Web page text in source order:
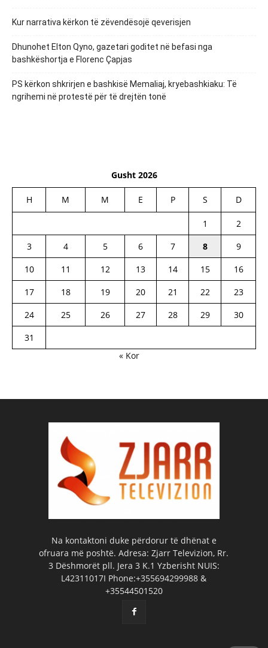
Kur narrativa kërkon të zëvendësojë qeverisjen
Dhunohet Elton Qyno, gazetari goditet në befasi nga
bashkëshortja e Florenc Çapjas
PS kërkon shkrirjen e bashkisë Memaliaj, kryebashkiaku: Të
ngrihemi në protestë për të drejtën tonë
Gusht 2026
H M M E P S D
1
2
3
4 5 6 7 8
9
10
11 12 13 14 15
16
17
18 19 20 21 22
23
24
25 26 27 28 29
30
31
« Kor
Na kontaktoni duke përdorur të dhënat e
ofruara më poshtë. Adresa: Zjarr Televizion, Rr.
3 Dëshmorët pll. Jera 3 K.1 Yzberisht NUIS:
L42311017I Phone:+355694299988 &
+35544501520